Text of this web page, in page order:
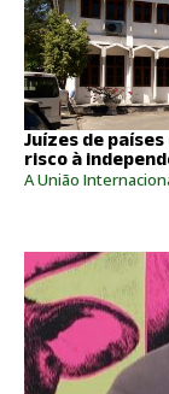
Juízes de
risco à
A União